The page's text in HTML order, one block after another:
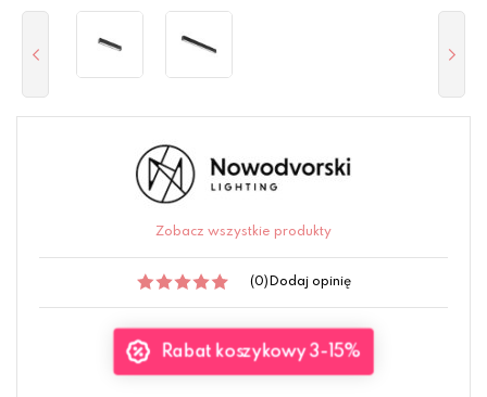
Zobacz wszystkie produkty
(0) Dodaj opinię
Rabat koszykowy 3-15%